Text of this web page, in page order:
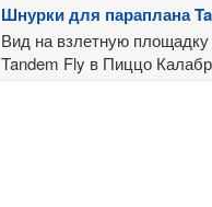
Шнурки для параплана
кружева Calabro
Вид на взлетную
Tandem Fly в Пиццо